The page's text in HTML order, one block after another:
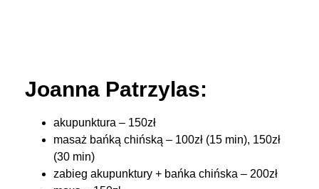
Joanna Patrzylas:
akupunktura – 150zł
masaż bańką chińską – 100zł (15 min), 150zł
(30 min)
zabieg akupunktury + bańka chińska – 200zł